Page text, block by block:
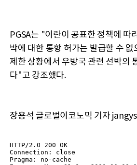
PGSA는 "이란이 공표한 정책에 따
박에 대한 통항 허가는 발급할 수
제한 상황에서 우방국 관련 선박의
다"고 강조했다.
장용석 글로벌이코노믹 기자